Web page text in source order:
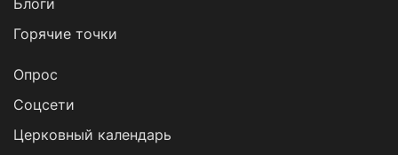
Блоги
Горячие точки
Опрос
Cоцсети
Церковный календарь